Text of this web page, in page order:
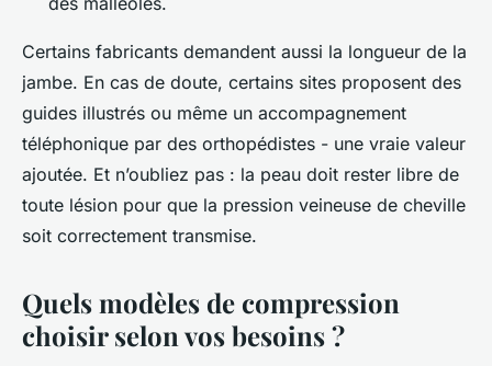
Certains fabricants demandent aussi la longueur de la
jambe. En cas de doute, certains sites proposent des
guides illustrés ou même un accompagnement
téléphonique par des orthopédistes - une vraie valeur
ajoutée. Et n’oubliez pas : la peau doit rester libre de
toute lésion pour que la pression veineuse de cheville
soit correctement transmise.
Quels modèles de compression
choisir selon vos besoins ?